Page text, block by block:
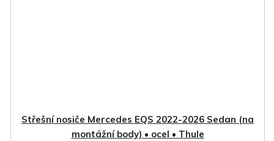
Střešní nosiče Mercedes EQS 2022-2026 Sedan (na
montážní body) • ocel • Thule